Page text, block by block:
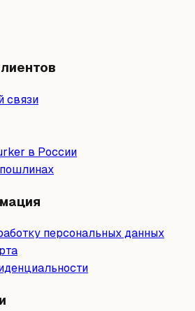
связи
в России
персональных данных